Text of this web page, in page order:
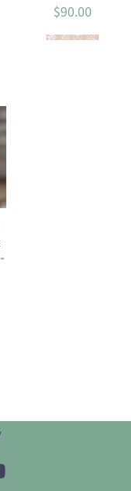
$90.00
查看內容